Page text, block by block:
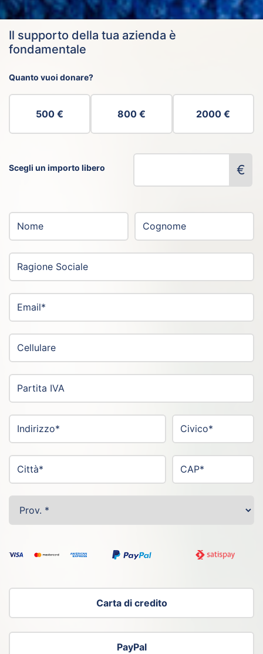
Il supporto della tua azienda è
fondamentale
Quanto vuoi donare?
500 € 800 € 2000 €
Scegli un importo libero €
Carta di credito
PayPal